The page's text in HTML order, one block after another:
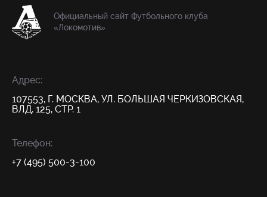
Официальный сайт Футбольного клуба
«Локомотив»
Адрес:
107553, Г. МОСКВА, УЛ. БОЛЬШАЯ ЧЕРКИЗОВСКАЯ,
ВЛД. 125, СТР. 1
Телефон:
+7 (495) 500-3-100